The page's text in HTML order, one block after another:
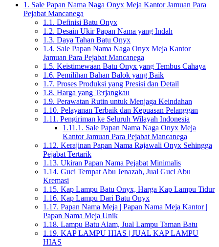
1. Sale Papan Nama Naga Onyx Meja Kantor Jamuan Para
Pejabat Mancanega
1.1. Definisi Batu Onyx
1.2. Desain Ukir Papan Nama yang Indah
1.3. Daya Tahan Batu Onyx
1.4. Sale Papan Nama Naga Onyx Meja Kantor
Jamuan Para Pejabat Mancanega
1.5. Keistimewaan Batu Onyx yang Tembus Cahaya
1.6. Pemilihan Bahan Balok yang Baik
1.7. Proses Produksi yang Presisi dan Detail
1.8. Harga yang Terjangkau
1.9. Perawatan Rutin untuk Menjaga Keindahan
1.10. Pelayanan Terbaik dan Kepuasan Pelanggan
1.11. Pengiriman ke Seluruh Wilayah Indonesia
1.11.1. Sale Papan Nama Naga Onyx Meja
Kantor Jamuan Para Pejabat Mancanega
1.12. Kerajinan Papan Nama Rajawali Onyx Sehingga
Pejabat Tertarik
1.13. Ukiran Papan Nama Pejabat Minimalis
1.14. Guci Tempat Abu Jenazah, Jual Guci Abu
Kremasi
1.15. Kap Lampu Batu Onyx, Harga Kap Lampu Tidur
1.16. Kap Lampu Dari Batu Onyx
1.17. Papan Nama Meja | Papan Nama Meja Kantor |
Papan Nama Meja Unik
1.18. Lampu Batu Alam, Jual Lampu Taman Batu
1.19. KAP LAMPU HIAS | JUAL KAP LAMPU
HIAS